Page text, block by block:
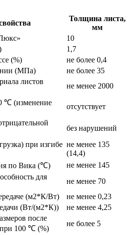
Толщина листа,
мм
10
1,7
(%)
не более 0,4
(МПа)
не более 35
листов
не менее 2000
℃ (изменение
отсутствует
без нарушений
при изгибе не менее 135
(14,4)
по Вика (℃)
не менее 145
для
не менее 70
(м2*К/Вт)
не менее 0,23
(Вт/(м2*К))
не менее 4,25
после
при 100 ℃ (%)
не более 5